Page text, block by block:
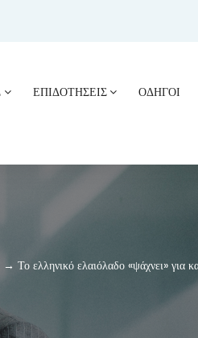
ΕΠΙΔΟΤΗΣΕΙΣ ΟΔΗΓΟΙ
Το ελληνικό ελαιόλαδο «ψάχνει» για